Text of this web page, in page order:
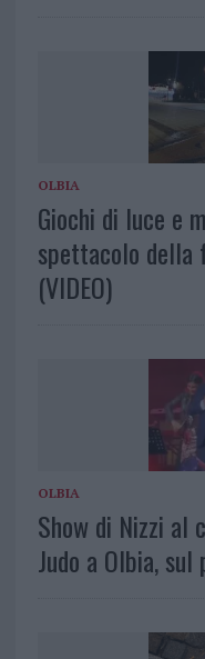
OLBIA
Giochi di luce e
spettacolo della
(VIDEO)
OLBIA
Show di Nizzi al
Judo a Olbia,